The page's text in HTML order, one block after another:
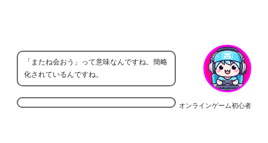
オンラインゲーム初心者
「またね会おう」って意味なんですね。簡略
化されているんですね。